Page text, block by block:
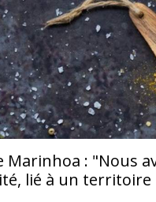
Marinhoa : "Nous
lié à un territoire